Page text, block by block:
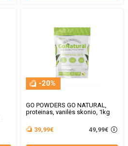
-20%
GO POWDERS GO NATURAL,
proteinas, vanilės skonio, 1kg
39,99€ 49,99€